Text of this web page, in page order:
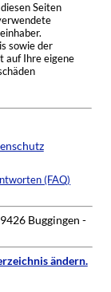
Seiten
sowie der
auf Ihre eigene
(FAQ)
Buggingen -
ändern.